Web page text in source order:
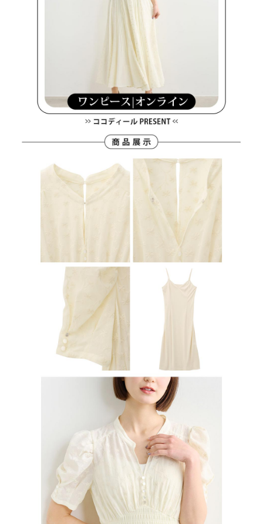
ます。当サービスご利用の際に提供しなければならない個人情報（注文者
の氏名、電話番号、受取人の氏名、電話番号、受取人住所を含むがこれに
限らない）は、AFTEEに渡され当サービスで必要な範囲内で利用されま
す。AFTEEの個人情報の収集、処理、利用について、詳細はAFTEE公式ホ
ームページの『個人情報の収集、処理及び利用に関する声明』をご参照く
）。
AFTEEの初回ご利用の際に、審査を通過すれば、最高額がNT$10,000にな
ります。支払い期限を過ぎた場合、その金額に基づいて年利20%の遅延滞
納金が加算されます。未成年の利用者は、事前に法定代理人または後見人
の同意を得ればAFTEEをご利用いただけます。
個人情報の処理、利用について疑問がある、または関連する法律の権利を
行使したい場合は、ネットプロテクションズ cs_tw@netprotections.co.jp
てAFTEEにご提供いただく、またはAFTEEにあなたの個人情報の収集、処
理、利用を許可することににご同意いただけない場合は、当サービスを選
択しないでください。